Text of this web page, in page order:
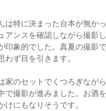
は特に決まった台本が無か
アンスを確認しながら撮影
印象的でした。真夏の撮影
わず目を引きます。
家のセットでくつろぎなが
で撮影が進みました。お酒
けにもなりそうです。